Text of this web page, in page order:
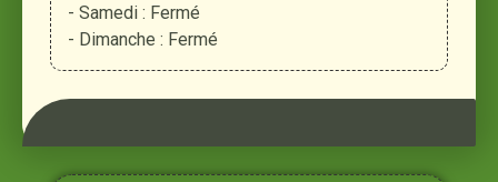
- Samedi : Fermé
- Dimanche : Fermé